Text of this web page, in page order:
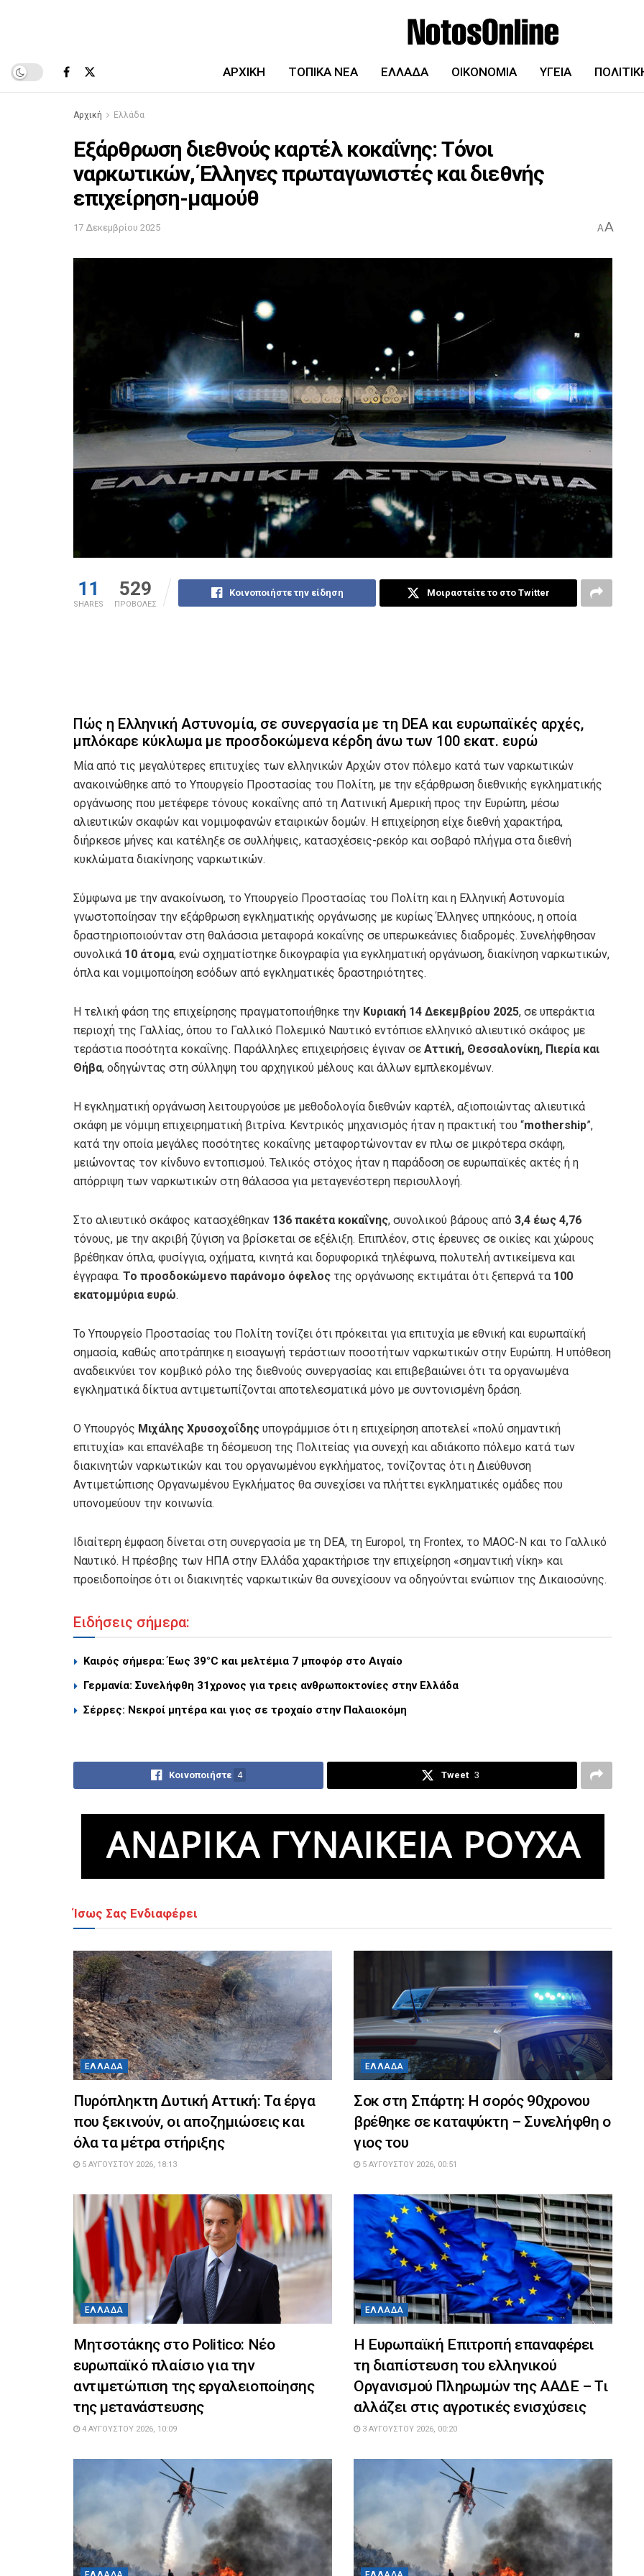
ΑΡΧΙΚΉ ΤΟΠΙΚΆ ΝΈΑ ΕΛΛΆΔΑ ΟΙΚΟΝΟΜΊΑ ΥΓΕΊΑ
Αρχική Ελλάδα
Εξάρθρωση διεθνούς καρτέλ κοκαΐνης: Τόνοι
ναρκωτικών, Έλληνες πρωταγωνιστές και διεθνής
επιχείρηση-μαμούθ
17 Δεκεμβρίου 2025 AA
11
SHARES
529
ΠΡΟΒΟΛΕΣ
Κοινοποιήστε την είδηση Μοιραστείτε το στο Twitter
Πώς η Ελληνική Αστυνομία, σε συνεργασία με τη DEA και ευρωπαϊκές αρχές,
μπλόκαρε κύκλωμα με προσδοκώμενα κέρδη άνω των 100 εκατ. ευρώ
Μία από τις μεγαλύτερες επιτυχίες των ελληνικών Αρχών στον πόλεμο κατά των ναρκωτικών
ανακοινώθηκε από το Υπουργείο Προστασίας του Πολίτη, με την εξάρθρωση διεθνικής εγκληματικής
οργάνωσης που μετέφερε τόνους κοκαΐνης από τη Λατινική Αμερική προς την Ευρώπη, μέσω
αλιευτικών σκαφών και νομιμοφανών εταιρικών δομών. Η επιχείρηση είχε διεθνή χαρακτήρα,
διήρκεσε μήνες και κατέληξε σε συλλήψεις, κατασχέσεις-ρεκόρ και σοβαρό πλήγμα στα διεθνή
κυκλώματα διακίνησης ναρκωτικών.
Σύμφωνα με την ανακοίνωση, το Υπουργείο Προστασίας του Πολίτη και η Ελληνική Αστυνομία
γνωστοποίησαν την εξάρθρωση εγκληματικής οργάνωσης με κυρίως Έλληνες υπηκόους, η οποία
δραστηριοποιούνταν στη θαλάσσια μεταφορά κοκαΐνης σε υπερωκεάνιες διαδρομές. Συνελήφθησαν
συνολικά 10 άτομα, ενώ σχηματίστηκε δικογραφία για εγκληματική οργάνωση, διακίνηση ναρκωτικών,
όπλα και νομιμοποίηση εσόδων από εγκληματικές δραστηριότητες.
Η τελική φάση της επιχείρησης πραγματοποιήθηκε την Κυριακή 14 Δεκεμβρίου 2025, σε υπεράκτια
περιοχή της Γαλλίας, όπου το Γαλλικό Πολεμικό Ναυτικό εντόπισε ελληνικό αλιευτικό σκάφος με
τεράστια ποσότητα κοκαΐνης. Παράλληλες επιχειρήσεις έγιναν σε Αττική, Θεσσαλονίκη, Πιερία και
Θήβα, οδηγώντας στη σύλληψη του αρχηγικού μέλους και άλλων εμπλεκομένων.
Η εγκληματική οργάνωση λειτουργούσε με μεθοδολογία διεθνών καρτέλ, αξιοποιώντας αλιευτικά
σκάφη με νόμιμη επιχειρηματική βιτρίνα. Κεντρικός μηχανισμός ήταν η πρακτική του “mothership”,
κατά την οποία μεγάλες ποσότητες κοκαΐνης μεταφορτώνονταν εν πλω σε μικρότερα σκάφη,
μειώνοντας τον κίνδυνο εντοπισμού. Τελικός στόχος ήταν η παράδοση σε ευρωπαϊκές ακτές ή η
απόρριψη των ναρκωτικών στη θάλασσα για μεταγενέστερη περισυλλογή.
Στο αλιευτικό σκάφος κατασχέθηκαν 136 πακέτα κοκαΐνης, συνολικού βάρους από 3,4 έως 4,76
τόνους, με την ακριβή ζύγιση να βρίσκεται σε εξέλιξη. Επιπλέον, στις έρευνες σε οικίες και χώρους
βρέθηκαν όπλα, φυσίγγια, οχήματα, κινητά και δορυφορικά τηλέφωνα, πολυτελή αντικείμενα και
έγγραφα. Το προσδοκώμενο παράνομο όφελος της οργάνωσης εκτιμάται ότι ξεπερνά τα 100
εκατομμύρια ευρώ.
Το Υπουργείο Προστασίας του Πολίτη τονίζει ότι πρόκειται για επιτυχία με εθνική και ευρωπαϊκή
σημασία, καθώς αποτράπηκε η εισαγωγή τεράστιων ποσοτήτων ναρκωτικών στην Ευρώπη. Η υπόθεση
αναδεικνύει τον κομβικό ρόλο της διεθνούς συνεργασίας και επιβεβαιώνει ότι τα οργανωμένα
εγκληματικά δίκτυα αντιμετωπίζονται αποτελεσματικά μόνο με συντονισμένη δράση.
Ο Υπουργός Μιχάλης Χρυσοχοΐδης υπογράμμισε ότι η επιχείρηση αποτελεί «πολύ σημαντική
επιτυχία» και επανέλαβε τη δέσμευση της Πολιτείας για συνεχή και αδιάκοπο πόλεμο κατά των
διακινητών ναρκωτικών και του οργανωμένου εγκλήματος, τονίζοντας ότι η Διεύθυνση
Αντιμετώπισης Οργανωμένου Εγκλήματος θα συνεχίσει να πλήττει εγκληματικές ομάδες που
υπονομεύουν την κοινωνία.
Ιδιαίτερη έμφαση δίνεται στη συνεργασία με τη DEA, τη Europol, τη Frontex, το MAOC-N και το Γαλλικό
Ναυτικό. Η πρέσβης των ΗΠΑ στην Ελλάδα χαρακτήρισε την επιχείρηση «σημαντική νίκη» και
προειδοποίησε ότι οι διακινητές ναρκωτικών θα συνεχίσουν να οδηγούνται ενώπιον της Δικαιοσύνης.
Ειδήσεις σήμερα:
Καιρός σήμερα: Έως 39°C και μελτέμια 7 μποφόρ στο Αιγαίο
Γερμανία: Συνελήφθη 31χρονος για τρεις ανθρωποκτονίες στην Ελλάδα
Σέρρες: Νεκροί μητέρα και γιος σε τροχαίο στην Παλαιοκόμη
Κοινοποιήστε 4 Tweet 3
Ίσως Σας Ενδιαφέρει
ΕΛΛΆΔΑ
Πυρόπληκτη Δυτική Αττική: Τα έργα
που ξεκινούν, οι αποζημιώσεις και
όλα τα μέτρα στήριξης
5 ΑΥΓΟΎΣΤΟΥ 2026, 18:13
ΕΛΛΆΔΑ
Σοκ στη Σπάρτη: Η σορός 90χρονου
βρέθηκε σε καταψύκτη – Συνελήφθη ο
γιος του
5 ΑΥΓΟΎΣΤΟΥ 2026, 00:51
ΕΛΛΆΔΑ
Μητσοτάκης στο Politico: Νέο
ευρωπαϊκό πλαίσιο για την
αντιμετώπιση της εργαλειοποίησης
της μετανάστευσης
4 ΑΥΓΟΎΣΤΟΥ 2026, 10:09
ΕΛΛΆΔΑ
Η Ευρωπαϊκή Επιτροπή επαναφέρει
τη διαπίστευση του ελληνικού
Οργανισμού Πληρωμών της ΑΑΔΕ – Τι
αλλάζει στις αγροτικές ενισχύσεις
3 ΑΥΓΟΎΣΤΟΥ 2026, 00:20